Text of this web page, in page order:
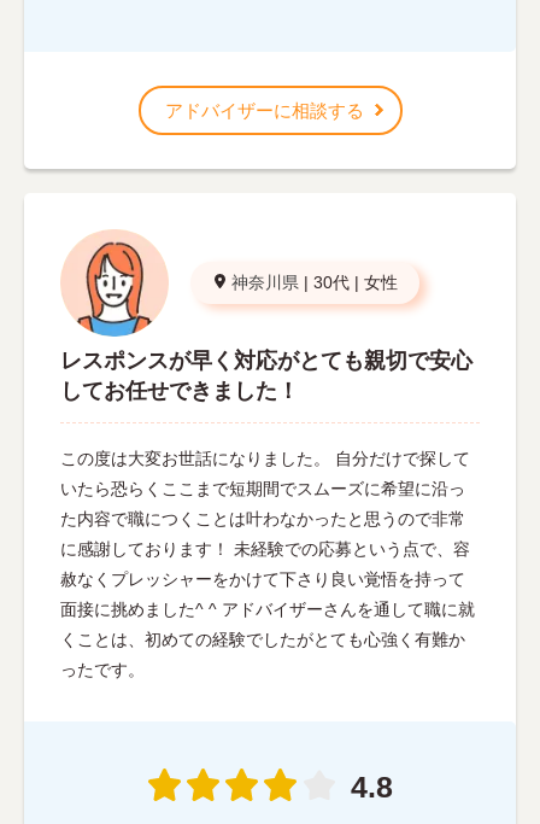
アドバイザーに相談する
神奈川県 | 30代 | 女性
レスポンスが早く対応がとても親切で安心
してお任せできました！
この度は大変お世話になりました。 自分だけで探して
いたら恐らくここまで短期間でスムーズに希望に沿っ
た内容で職につくことは叶わなかったと思うので非常
に感謝しております！ 未経験での応募という点で、容
赦なくプレッシャーをかけて下さり良い覚悟を持って
面接に挑めました^ ^ アドバイザーさんを通して職に就
くことは、初めての経験でしたがとても心強く有難か
ったです。
4.8